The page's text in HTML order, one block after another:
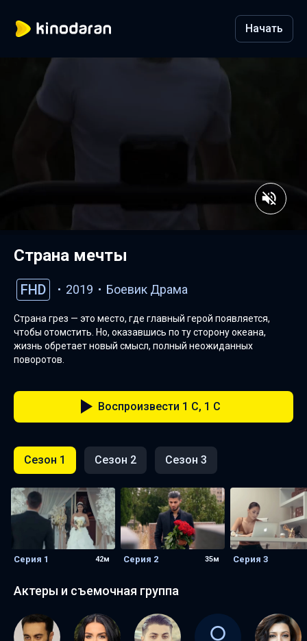
Начать
Страна мечты
FHD 2019 Боевик Драма
Страна грез — это место, где главный герой появляется,
чтобы отомстить. Но, оказавшись по ту сторону океана,
жизнь обретает новый смысл, полный неожиданных
поворотов.
Воспроизвести 1 C, 1 C
Сезон 1 Сезон 2 Сезон 3
Серия 1 42м Серия 2 35м Серия 3
Актеры и съемочная группа